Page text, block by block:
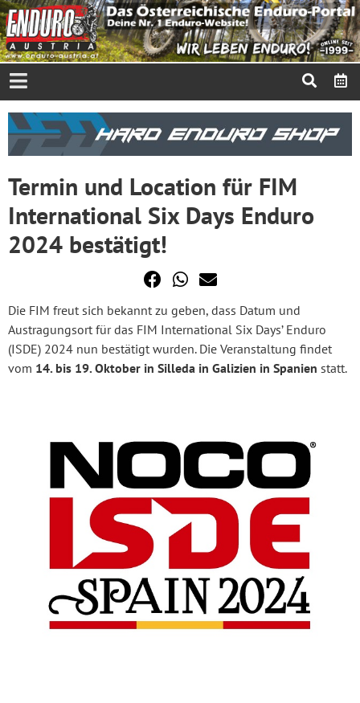
Termin und Location für FIM
International Six Days Enduro
2024 bestätigt!
Die FIM freut sich bekannt zu geben, dass Datum und
Austragungsort für das FIM International Six Days’ Enduro
(ISDE) 2024 nun bestätigt wurden. Die Veranstaltung findet
vom 14. bis 19. Oktober in Silleda in Galizien in Spanien statt.